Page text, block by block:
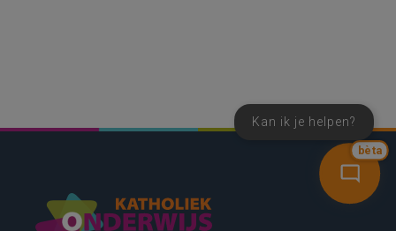
bèta
Kan ik je helpen?